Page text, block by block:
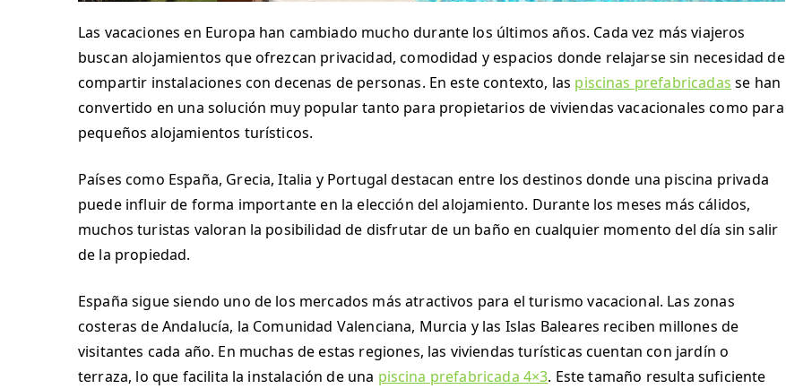
Las vacaciones en Europa han cambiado mucho durante los últimos años. Cada vez más viajeros
buscan alojamientos que ofrezcan privacidad, comodidad y espacios donde relajarse sin necesidad de
compartir instalaciones con decenas de personas. En este contexto, las piscinas prefabricadas se han
convertido en una solución muy popular tanto para propietarios de viviendas vacacionales como para
pequeños alojamientos turísticos.
Países como España, Grecia, Italia y Portugal destacan entre los destinos donde una piscina privada
puede influir de forma importante en la elección del alojamiento. Durante los meses más cálidos,
muchos turistas valoran la posibilidad de disfrutar de un baño en cualquier momento del día sin salir
de la propiedad.
España sigue siendo uno de los mercados más atractivos para el turismo vacacional. Las zonas
costeras de Andalucía, la Comunidad Valenciana, Murcia y las Islas Baleares reciben millones de
visitantes cada año. En muchas de estas regiones, las viviendas turísticas cuentan con jardín o
terraza, lo que facilita la instalación de una piscina prefabricada 4×3. Este tamaño resulta suficiente